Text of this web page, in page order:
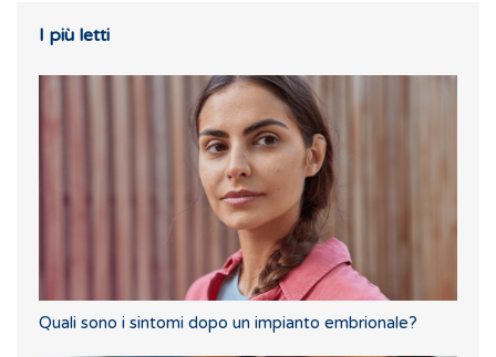
I più letti
Quali sono i sintomi dopo un impianto embrionale?